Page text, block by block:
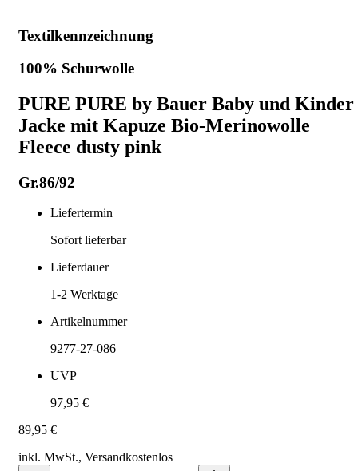
Textilkennzeichnung
100% Schurwolle
PURE PURE by Bauer Baby und Kinder
Jacke mit Kapuze Bio-Merinowolle
Fleece dusty pink
Gr.86/92
Liefertermin
Sofort lieferbar
Lieferdauer
1-2 Werktage
Artikelnummer
9277-27-086
UVP
97,95 €
89,95 €
inkl. MwSt., Versandkostenlos